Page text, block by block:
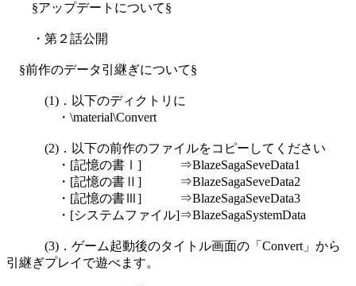
§アップデートについて§
・第２話公開
§前作のデータ引継ぎについて§
(1)．以下のディクトリに
・\material\Convert
(2)．以下の前作のファイルをコピーしてください
・[記憶の書Ⅰ] ⇒BlazeSagaSeveData1
・[記憶の書Ⅱ] ⇒BlazeSagaSeveData2
・[記憶の書Ⅲ] ⇒BlazeSagaSeveData3
・[システムファイル]⇒BlazeSagaSystemData
(3)．ゲーム起動後のタイトル画面の「Convert」から
引継ぎプレイで遊べます。